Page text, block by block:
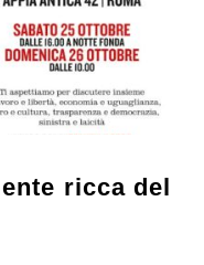
ricca del